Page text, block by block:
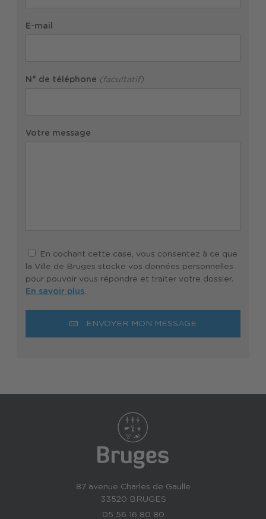
E-mail
N° de téléphone (facultatif)
Votre message
En cochant cette case, vous consentez à ce que
la Ville de Bruges stocke vos données personnelles
pour pouvoir vous répondre et traiter votre dossier.
En savoir plus.
ENVOYER MON MESSAGE
87 avenue Charles de Gaulle
33520 BRUGES
05 56 16 80 80